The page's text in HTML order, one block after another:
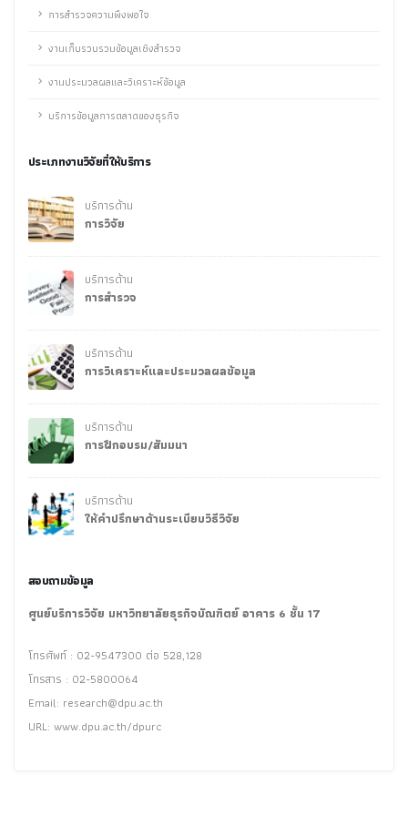
การสำรวจความพึงพอใจ
งานเก็บรวบรวมข้อมูลเชิงสำรวจ
งานประมวลผลและวิเคราะห์ข้อมูล
บริการข้อมูลการตลาดของธุรกิจ
ประเภทงานวิจัยที่ให้บริการ
บริการด้าน
การวิจัย
บริการด้าน
การสำรวจ
บริการด้าน
การวิเคราะห์และประมวลผลข้อมูล
บริการด้าน
การฝึกอบรม/สัมมนา
บริการด้าน
ให้คำปรึกษาด้านระเบียบวิธีวิจัย
สอบถามข้อมูล
ศูนย์บริการวิจัย มหาวิทยาลัยธุรกิจบัณฑิตย์ อาคาร 6 ชั้น 17
โทรศัพท์ : 02-9547300 ต่อ 528,128
โทรสาร : 02-5800064
Email: research@dpu.ac.th
URL: www.dpu.ac.th/dpurc